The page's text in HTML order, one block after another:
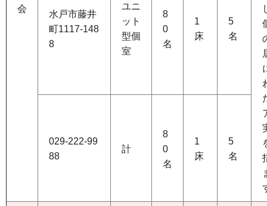
会
水戸市藤井
町1117-148
8
ユニ
ット
型個
室
8
0
名
1
床
5
名
029-222-99
88
計
8
0
名
1
床
5
名